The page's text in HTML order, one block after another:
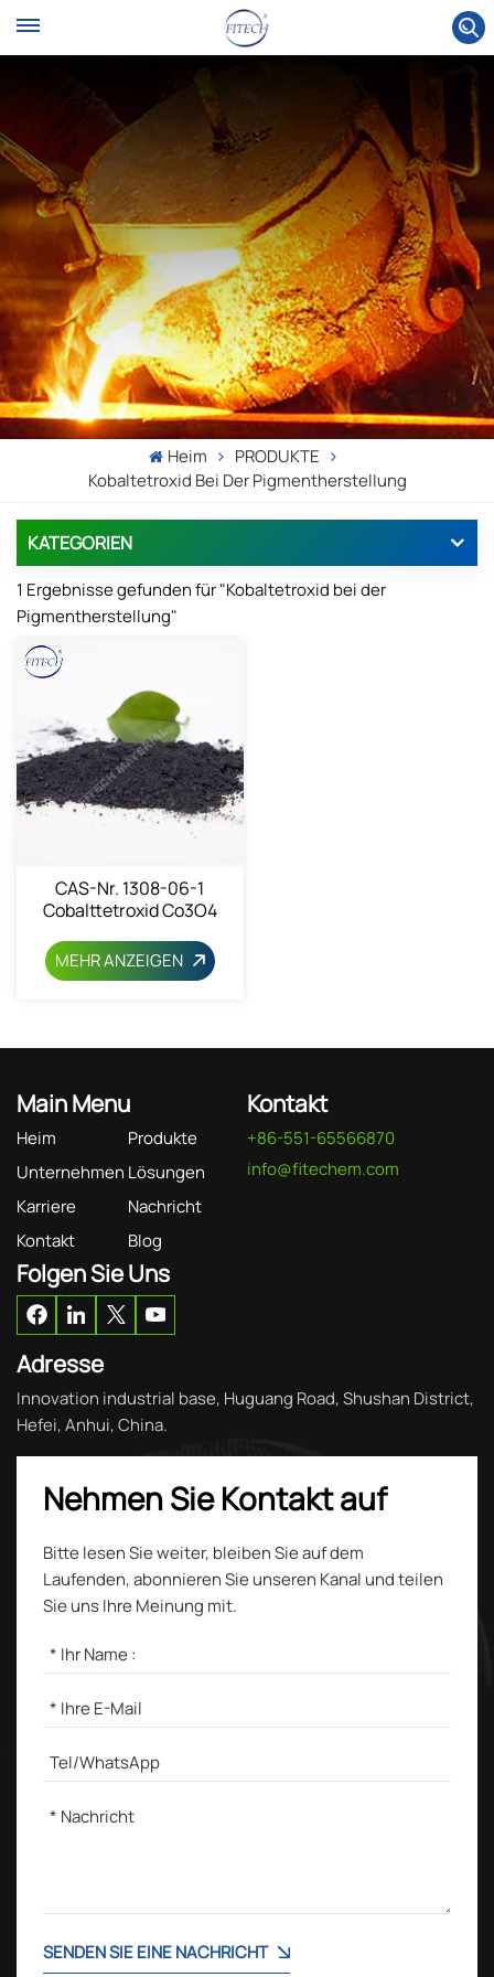
Heim
PRODUKTE
Kobaltetroxid Bei Der Pigmentherstellung
KATEGORIEN
1 Ergebnisse gefunden für "Kobaltetroxid bei der
Pigmentherstellung"
CAS-Nr. 1308-06-1
Cobalttetroxid Co3O4
MEHR ANZEIGEN
Main Menu
Heim
Produkte
Unternehmen Lösungen
Karriere
Nachricht
Kontakt
Blog
Kontakt
+86-551-65566870
info@fitechem.com
Folgen Sie Uns
Adresse
Innovation industrial base, Huguang Road, Shushan District,
Hefei, Anhui, China.
Nehmen Sie Kontakt auf
Bitte lesen Sie weiter, bleiben Sie auf dem
Laufenden, abonnieren Sie unseren Kanal und teilen
Sie uns Ihre Meinung mit.
SENDEN SIE EINE NACHRICHT